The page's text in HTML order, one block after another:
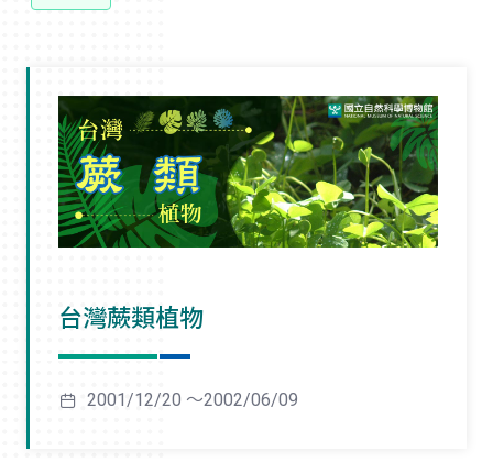
台灣蕨類植物
2001/12/20 ～2002/06/09